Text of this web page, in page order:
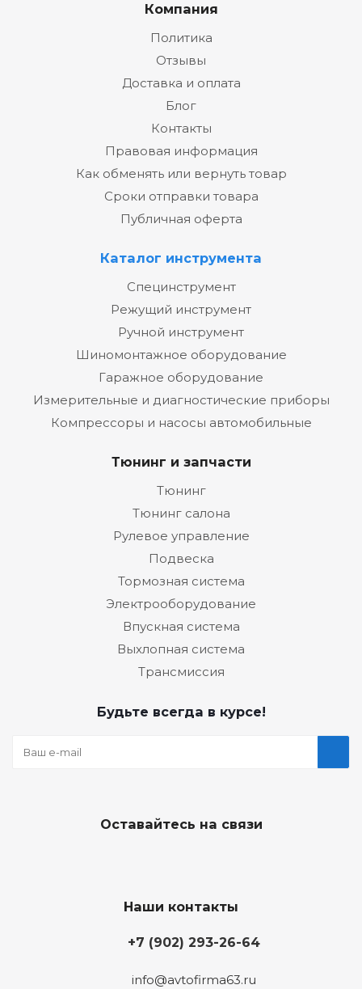
Компания
Политика
Отзывы
Доставка и оплата
Блог
Контакты
Правовая информация
Как обменять или вернуть товар
Сроки отправки товара
Публичная оферта
Каталог инструмента
Специнструмент
Режущий инструмент
Ручной инструмент
Шиномонтажное оборудование
Гаражное оборудование
Измерительные и диагностические приборы
Компрессоры и насосы автомобильные
Тюнинг и запчасти
Тюнинг
Тюнинг салона
Рулевое управление
Подвеска
Тормозная система
Электрооборудование
Впускная система
Выхлопная система
Трансмиссия
Будьте всегда в курсе!
Оставайтесь на связи
Наши контакты
+7 (902) 293-26-64
info@avtofirma63.ru